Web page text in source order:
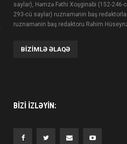
saylar), Həmzə Fəthi Xoşginabi (152-246-
293-cü saylar) ruznamənin baş
ruznamənin baş redaktoru Rəhim
BIZIMLƏ ƏLAQƏ
BIZI IZLƏYIN: